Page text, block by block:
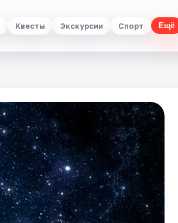
Квесты Экскурсии Спорт Ещё